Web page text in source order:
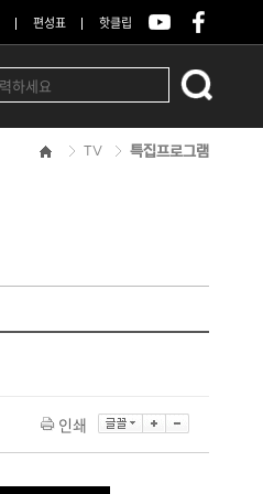
편성표 핫클립
TV 특집프로그램
인쇄